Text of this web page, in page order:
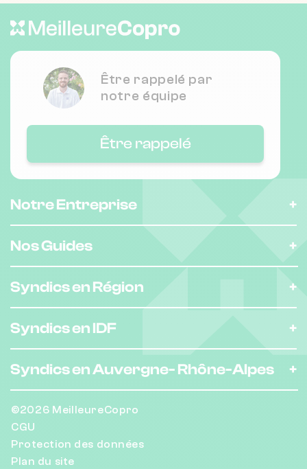
Être rappelé par
notre équipe
Être rappelé
Notre Entreprise
Nos Guides
Syndics en Région
Syndics en IDF
Syndics en Auvergne-Rhône-Alpes
©2026 MeilleureCopro
CGU
Protection des données
Plan du site